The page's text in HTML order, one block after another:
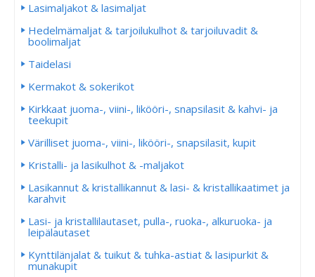
Lasimaljakot & lasimaljat
Hedelmämaljat & tarjoilukulhot & tarjoiluvadit &
boolimaljat
Taidelasi
Kermakot & sokerikot
Kirkkaat juoma-, viini-, likööri-, snapsilasit & kahvi- ja
teekupit
Värilliset juoma-, viini-, likööri-, snapsilasit, kupit
Kristalli- ja lasikulhot & -maljakot
Lasikannut & kristallikannut & lasi- & kristallikaatimet ja
karahvit
Lasi- ja kristallilautaset, pulla-, ruoka-, alkuruoka- ja
leipälautaset
Kynttilänjalat & tuikut & tuhka-astiat & lasipurkit &
munakupit